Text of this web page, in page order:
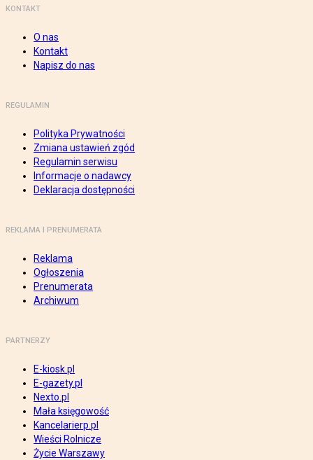
KONTAKT
O nas
Kontakt
Napisz do nas
REGULAMIN
Polityka Prywatności
Zmiana ustawień zgód
Regulamin serwisu
Informacje o nadawcy
Deklaracja dostępności
REKLAMA I PRENUMERATA
Reklama
Ogłoszenia
Prenumerata
Archiwum
PARTNERZY
E-kiosk.pl
E-gazety.pl
Nexto.pl
Mała księgowość
Kancelarierp.pl
Wieści Rolnicze
Życie Warszawy